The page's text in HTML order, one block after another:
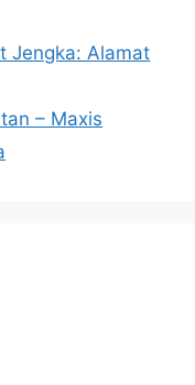
Jengka: Alamat
– Maxis